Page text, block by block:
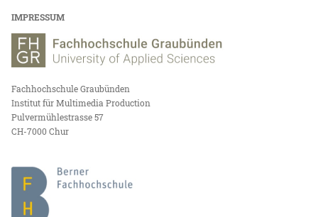
IMPRESSUM
Fachhochschule Graubünden
Institut für Multimedia Production
Pulvermühlestrasse 57
CH-7000 Chur